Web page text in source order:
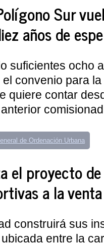
Sur
años de
suficientes ocho
convenio para
quiere contar
de Ordenación Urbana
el proyecto
a la
construirá sus
entre la